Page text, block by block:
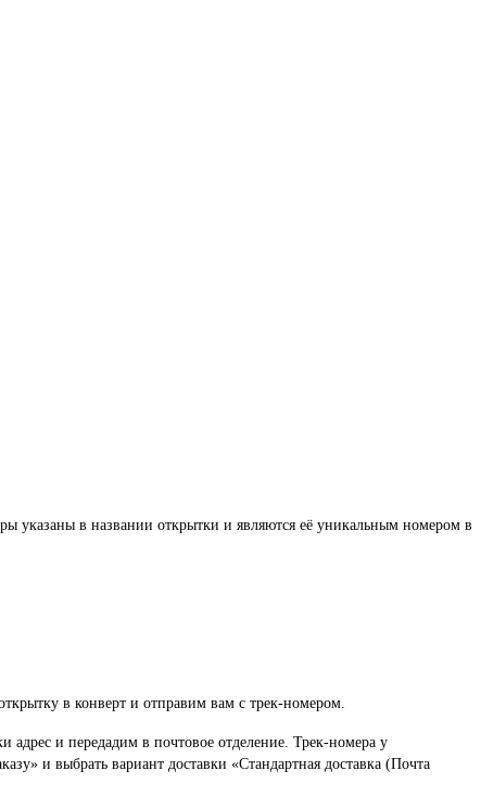
указаны в названии открытки и являются её уникальным номером в
в конверт и отправим вам с трек-номером.
и передадим в почтовое отделение. Трек-номера у
и выбрать вариант доставки «Стандартная доставка (Почта